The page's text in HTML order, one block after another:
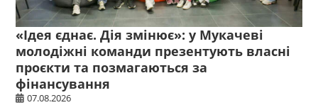
«Ідея єднає. Дія змінює»: у Мукачеві
молодіжні команди презентують власні
проєкти та позмагаються за
фінансування
07.08.2026